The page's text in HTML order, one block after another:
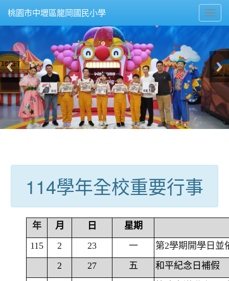
桃園市中壢區龍岡國民小學
114學年全校重要行事
年 月 日
星期
115
2 23 一
第2學期開學日並
2
27 五
和平紀念日補假